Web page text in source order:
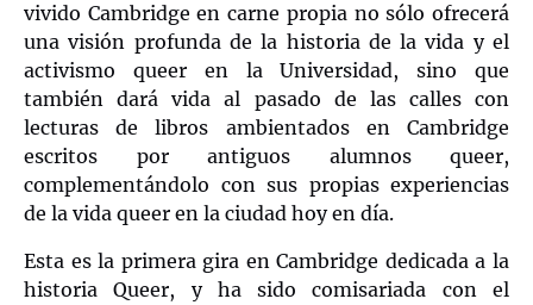
vivido Cambridge en carne propia no sólo ofrecerá
una visión profunda de la historia de la vida y el
activismo queer en la Universidad, sino que
también dará vida al pasado de las calles con
lecturas de libros ambientados en Cambridge
escritos por antiguos alumnos queer,
complementándolo con sus propias experiencias
de la vida queer en la ciudad hoy en día.
Esta es la primera gira en Cambridge dedicada a la
historia Queer, y ha sido comisariada con el